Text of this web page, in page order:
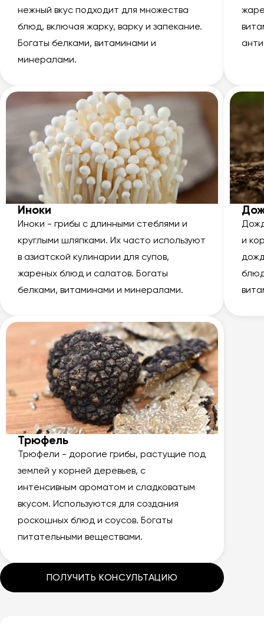
нежный вкус подходит для множества
блюд, включая жарку, варку и запекание.
Богаты белками, витаминами и
минералами.
Иноки
Иноки - грибы с длинными стеблями и
круглыми шляпками. Их часто используют
в азиатской кулинарии для супов,
жареных блюд и салатов. Богаты
белками, витаминами и минералами.
и
Трюфель
Трюфели - дорогие грибы, растущие под
землей у корней деревьев, с
интенсивным ароматом и сладковатым
вкусом. Используются для создания
роскошных блюд и соусов. Богаты
питательными веществами.
ПОЛУЧИТЬ КОНСУЛЬТАЦИЮ